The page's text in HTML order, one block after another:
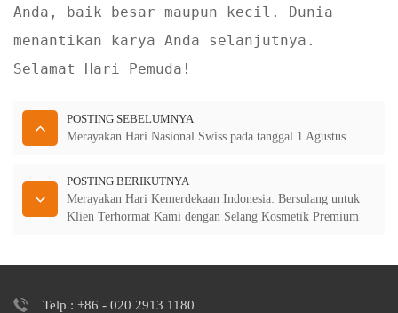
Anda, baik besar maupun kecil. Dunia
menantikan karya Anda selanjutnya.
Selamat Hari Pemuda!
POSTING SEBELUMNYA
Merayakan Hari Nasional Swiss pada tanggal 1 Agustus
POSTING BERIKUTNYA
Merayakan Hari Kemerdekaan Indonesia: Bersulang untuk
Klien Terhormat Kami dengan Selang Kosmetik Premium
Telp : +86 - 020 2913 1180